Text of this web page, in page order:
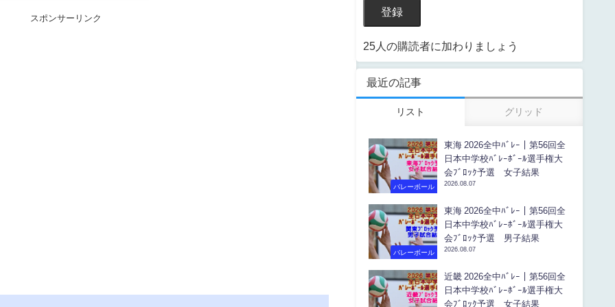
スポンサーリンク
登録
25人の購読者に加わりましょう
最近の記事
リスト グリッド
バレーボール
東海 2026全中ﾊﾞﾚｰ｜第56回全
日本中学校ﾊﾞﾚｰﾎﾞｰﾙ選手権大
会ﾌﾞﾛｯｸ予選 女子結果
2026.08.07
バレーボール
東海 2026全中ﾊﾞﾚｰ｜第56回全
日本中学校ﾊﾞﾚｰﾎﾞｰﾙ選手権大
会ﾌﾞﾛｯｸ予選 男子結果
2026.08.07
近畿 2026全中ﾊﾞﾚｰ｜第56回全
日本中学校ﾊﾞﾚｰﾎﾞｰﾙ選手権大
会ﾌﾞﾛｯｸ予選 女子結果